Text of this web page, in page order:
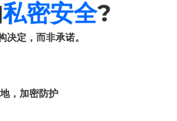
私密安全?
决定，而非承诺。
，加密防护